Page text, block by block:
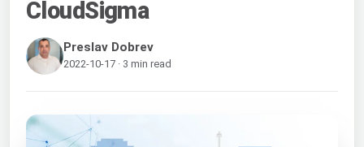
CloudSigma
Preslav Dobrev
2022-10-17 · 3 min read